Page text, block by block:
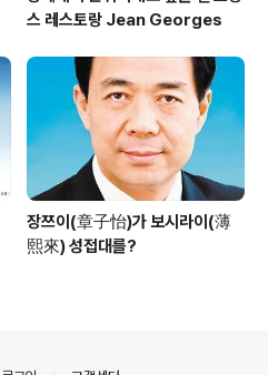
스 레스토랑 Jean Georges
장쯔이(章子怡)가 보시라이(薄
熙來) 성접대를?